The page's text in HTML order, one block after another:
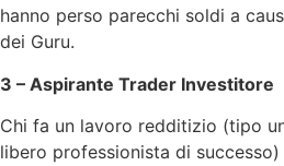
hanno perso parecchi soldi a
dei Guru.
3 – Aspirante Trader Investitore
Chi fa un lavoro redditizio (tipo
libero professionista di